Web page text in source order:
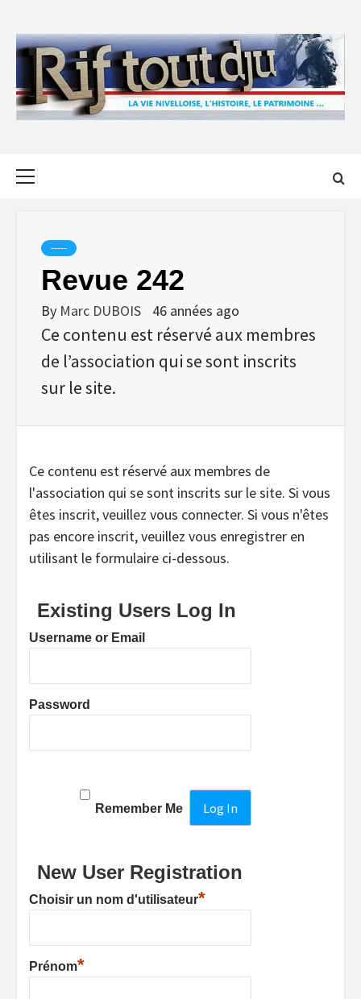
content
-----
Revue 242
By Marc DUBOIS 46 années ago
Ce contenu est réservé aux membres
de l’association qui se sont inscrits
sur le site.
Ce contenu est réservé aux membres de
l'association qui se sont inscrits sur le site. Si vous
êtes inscrit, veuillez vous connecter. Si vous n'êtes
pas encore inscrit, veuillez vous enregistrer en
utilisant le formulaire ci-dessous.
Existing Users Log In
Username or Email
Password
Remember Me
New User Registration
Choisir un nom d'utilisateur*
Prénom*